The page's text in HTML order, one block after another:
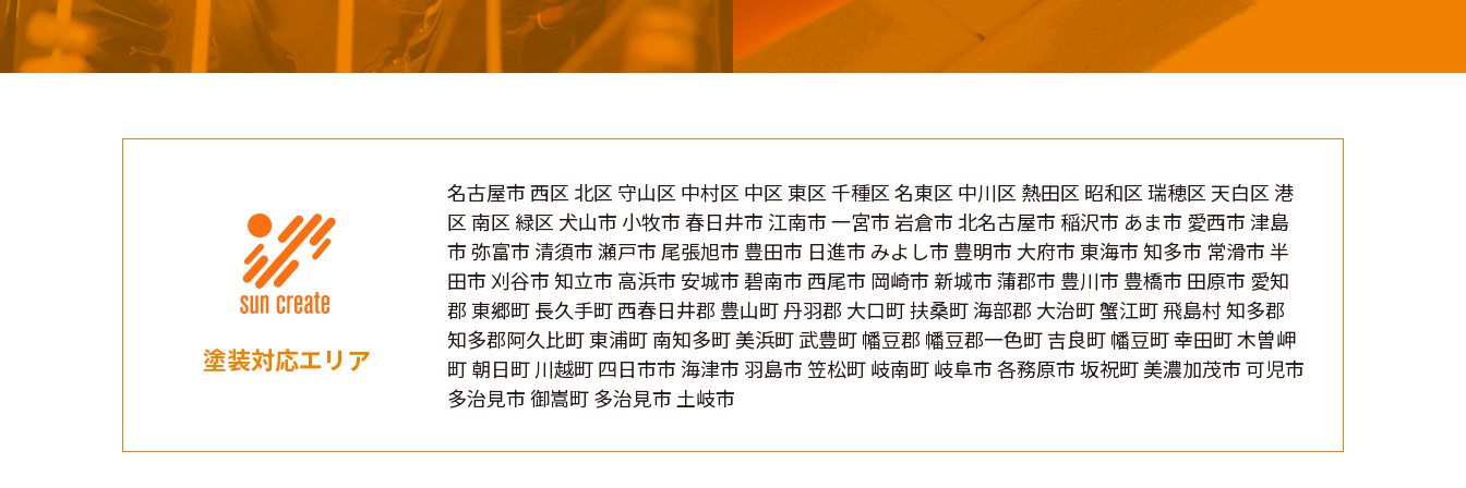
塗装対応エリア
名古屋市 西区 北区 守山区 中村区 中区 東区 千種区 名東区 中川区 熱田区 昭和区 瑞穂区 天白区 港
区 南区 緑区 犬山市 小牧市 春日井市 江南市 一宮市 岩倉市 北名古屋市 稲沢市 あま市 愛西市 津島
市 弥富市 清須市 瀬戸市 尾張旭市 豊田市 日進市 みよし市 豊明市 大府市 東海市 知多市 常滑市 半
田市 刈谷市 知立市 高浜市 安城市 碧南市 西尾市 岡崎市 新城市 蒲郡市 豊川市 豊橋市 田原市 愛知
郡 東郷町 長久手町 西春日井郡 豊山町 丹羽郡 大口町 扶桑町 海部郡 大治町 蟹江町 飛島村 知多郡
知多郡阿久比町 東浦町 南知多町 美浜町 武豊町 幡豆郡 幡豆郡一色町 吉良町 幡豆町 幸田町 木曽岬
町 朝日町 川越町 四日市市 海津市 羽島市 笠松町 岐南町 岐阜市 各務原市 坂祝町 美濃加茂市 可児市
多治見市 御嵩町 多治見市 土岐市